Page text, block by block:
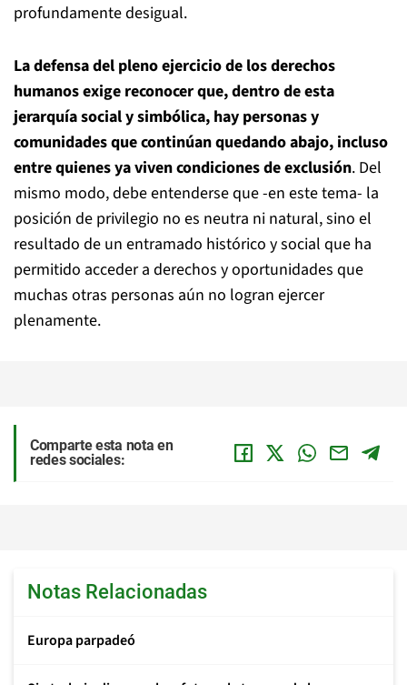
profundamente desigual.
La defensa del pleno ejercicio de los derechos
humanos exige reconocer que, dentro de esta
jerarquía social y simbólica, hay personas y
comunidades que continúan quedando abajo, incluso
entre quienes ya viven condiciones de exclusión. Del
mismo modo, debe entenderse que -en este tema- la
posición de privilegio no es neutra ni natural, sino el
resultado de un entramado histórico y social que ha
permitido acceder a derechos y oportunidades que
muchas otras personas aún no logran ejercer
plenamente.
Comparte esta nota en
redes sociales:
Notas Relacionadas
Europa parpadeó